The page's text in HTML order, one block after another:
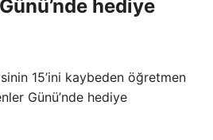
hediye
15’ini kaybeden öğretmen
Günü’nde hediye